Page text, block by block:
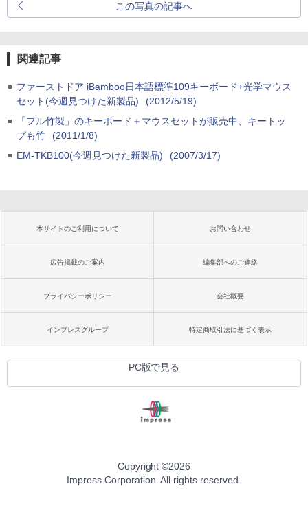
この写真の記事へ
関連記事
ファーストドア iBamboo日本語標準109キーボード+光学マウス
セット(今週見つけた新製品)
(2012/5/19)
「フル竹製」のキーボード＋マウスセットが販売中、キートッ
プも竹
(2011/1/8)
EM-TKB100(今週見つけた新製品)
(2007/3/17)
本サイトのご利用について お問い合わせ
広告掲載のご案内 編集部へのご連絡
プライバシーポリシー 会社概要
インプレスグループ 特定商取引法に基づく表示
PC版で見る
Copyright ©2026
Impress Corporation. All rights reserved.